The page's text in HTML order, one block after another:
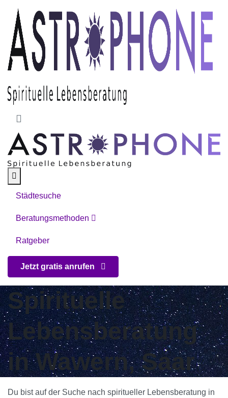
Skip to main content
Städtesuche
Beratungsmethoden
Ratgeber
Jetzt gratis anrufen
Spirituelle
Lebensberatung
in Wawern, Saar
Du bist auf der Suche nach spiritueller Lebensberatung in